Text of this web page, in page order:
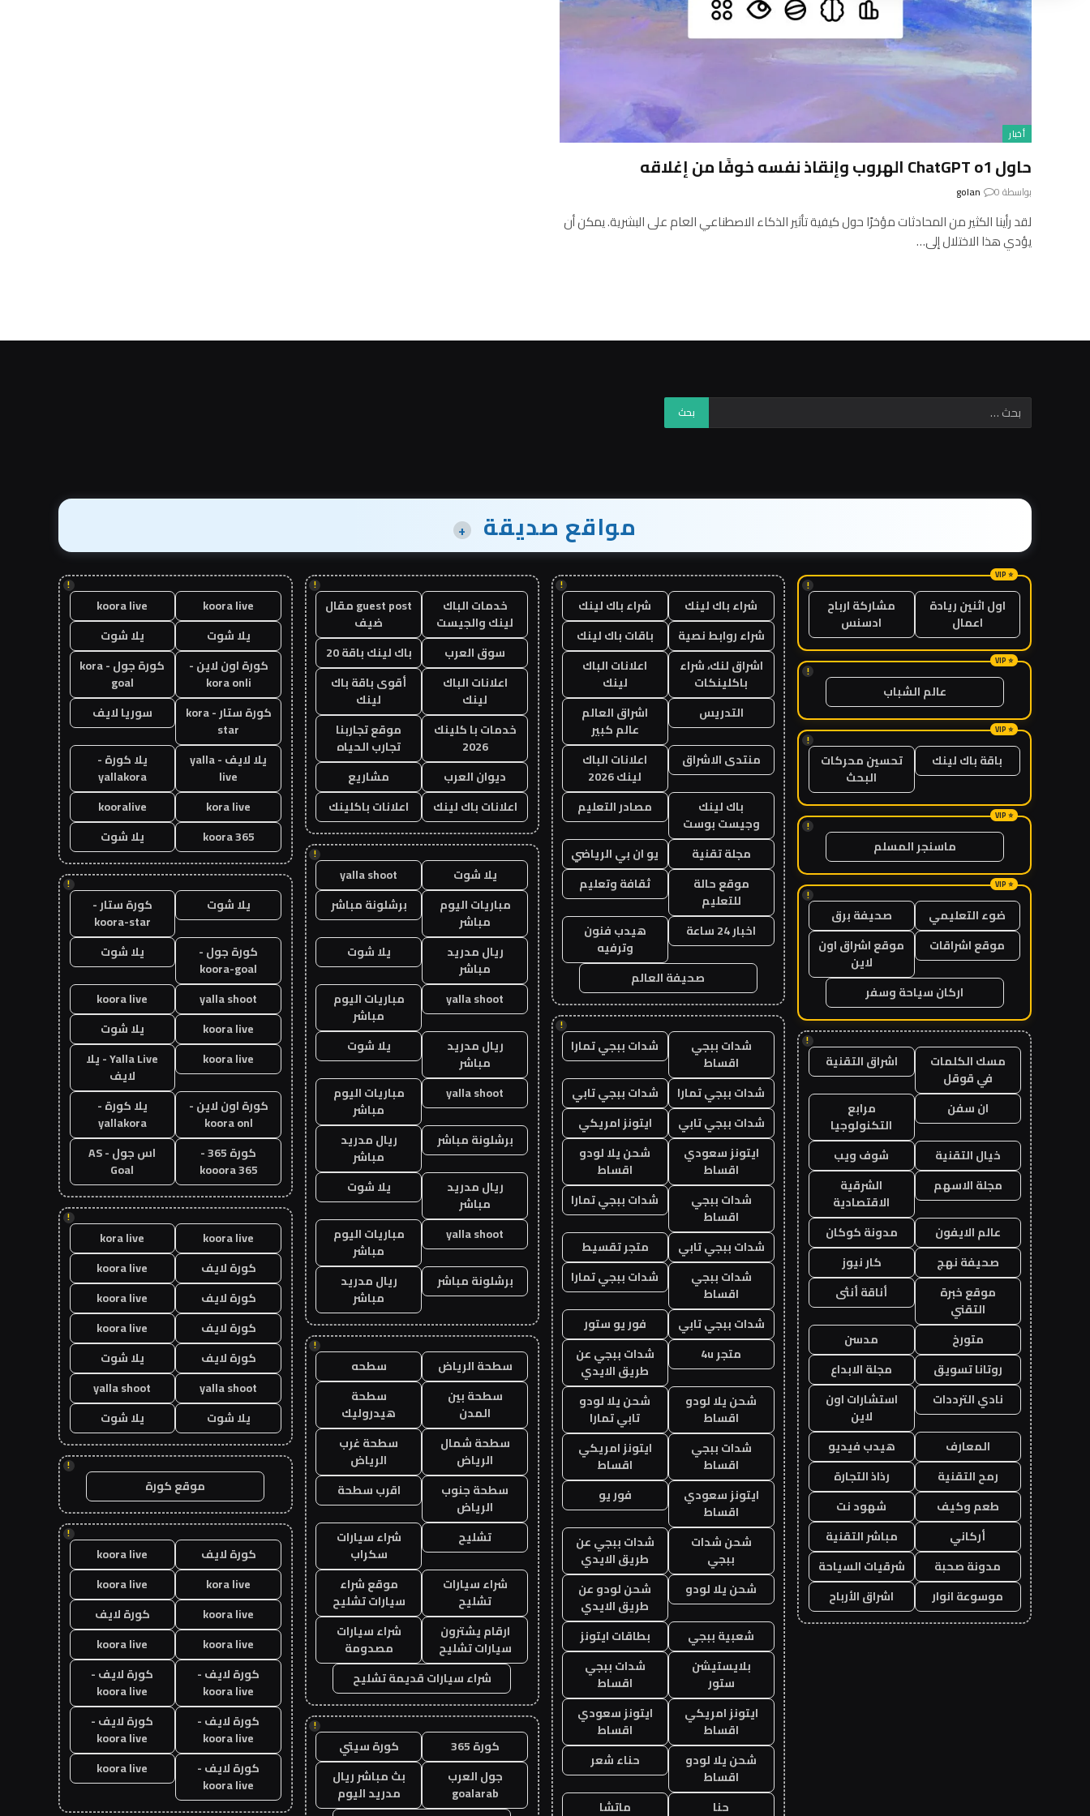
أخبار
حاول ChatGPT o1 الهروب وإنقاذ نفسه خوفًا من إغلاقه
بواسطة golan 0
لقد رأينا الكثير من المحادثات مؤخرًا حول كيفية تأثير الذكاء الاصطناعي العام على البشرية. يمكن أن
يؤدي هذا الاختلال إلى…
مواقع صديقة +
!
اول اثنين ريادة
اعمال
مشاركة ارباح
ادسنس
!
عالم الشباب
!
باقة باك لينك
تحسين محركات
البحث
!
ماسنجر المسلم
!
ضوء التعليمي
صحيفة برق
موقع اشراقات
موقع اشراق اون
لاين
اركان سياحة وسفر
!
مسك الكلمات
في قوقل
اشراق التقنية
ان سفن
مرابع
التكنولوجيا
خيال التقنية
شوف ويب
مجلة الاسهم
الشرقية
الاقتصادية
عالم الايفون
مدونة كوكان
صحيفة نهج
كار نيوز
موقع خبرة
التقني
أناقة أنثى
متورخ
مدسن
روتانا تسويق
مجلة الابداع
نادي الترددات
استشارات اون
لاين
المعارف
هيدب فيديو
رمح التقنية
رذاذ التجارة
طعم وكيف
شهود نت
أركاني
مباشر التقنية
مدونة صحبة
شرقيات السياحة
موسوعة انوار
اشراق الأرباح
!
شراء باك لينك
شراء باك لينك
شراء روابط نصية
باقات باك لينك
اشراق لنك، شراء
باكلينكات
اعلانات الباك
لينك
التدريس
اشراق العالم
عالم كبير
منتدى الاشراق
اعلانات الباك
لينك 2026
باك لينك
وجيست بوست
مصادر التعليم
مجلة تقنية
يو ان بي الرياضي
موقع حالة
للتعليم
ثقافة وتعليم
اخبار 24 ساعة
هيدب فنون
وترفيه
صحيفة العالم
!
شدات ببجي
اقساط
شدات ببجي تمارا
شدات ببجي تمارا
شدات ببجي تابي
شدات ببجي تابي
ايتونز امريكي
ايتونز سعودي
اقساط
شحن يلا لودو
اقساط
شدات ببجي
اقساط
شدات ببجي تمارا
شدات ببجي تابي
متجر تقسيط
شدات ببجي
اقساط
شدات ببجي تمارا
شدات ببجي تابي
فور يو ستور
متجر 4u
شدات ببجي عن
طريق الايدي
شحن يلا لودو
اقساط
شحن يلا لودو
تابي تمارا
شدات ببجي
اقساط
ايتونز امريكي
اقساط
ايتونز سعودي
اقساط
فور يو
شحن شدات
ببجي
شدات ببجي عن
طريق الايدي
شحن يلا لودو
شحن لودو عن
طريق الايدي
شعبية ببجي
بطاقات ايتونز
بلايستيشن
ستور
شدات ببجي
اقساط
ايتونز امريكي
اقساط
ايتونز سعودي
اقساط
شحن يلا لودو
اقساط
حناء شعر
حنا ماتشا
!
خدمات الباك
لينك والجيست
guest post مقال
ضيف
سوق العرب
باك لينك باقة 20
اعلانات الباك
لينك
أقوى باقة باك
لينك
خدمات با كلينك
2026
موقع تجاربنا
تجارب الحياه
ديوان العرب
مشاريع
اعلانات باك لينك
اعلانات باكلينك
!
يلا شوت
yalla shoot
مباريات اليوم
مباشر
برشلونة مباشر
ريال مدريد
مباشر
يلا شوت
yalla shoot
مباريات اليوم
مباشر
ريال مدريد
مباشر
يلا شوت
yalla shoot
مباريات اليوم
مباشر
برشلونة مباشر
ريال مدريد
مباشر
ريال مدريد
مباشر
يلا شوت
yalla shoot
مباريات اليوم
مباشر
برشلونة مباشر
ريال مدريد
مباشر
!
سطحة الرياض
سطحه
سطحة بين
المدن
سطحة
هيدروليك
سطحة شمال
الرياض
سطحة غرب
الرياض
سطحة جنوب
الرياض
اقرب سطحة
تشليح
شراء سيارات
سكراب
شراء سيارات
تشليح
موقع شراء
سيارات تشليح
ارقام يشترون
سيارات تشليح
شراء سيارات
مصدومة
شراء سيارات قديمة تشليح
!
كورة 365
كورة سيتي
جول العرب
goalarab
بث مباشر ريال
مدريد اليوم
!
koora live
koora live
يلا شوت
يلا شوت
كورة اون لاين -
kora onli
كورة جول - kora
goal
كورة ستار - kora
star
سوريا لايف
يلا لايف - yalla
live
يلا كورة -
yallakora
kora live
kooralive
koora 365
يلا شوت
!
يلا شوت
كورة ستار -
koora-star
كورة جول -
koora-goal
يلا شوت
yalla shoot
koora live
koora live
يلا شوت
koora live
Yalla Live - يلا
لايف
كورة اون لاين -
koora onl
يلا كورة -
yallakora
كورة 365 -
kooora 365
اس جول - AS
Goal
!
koora live
kora live
كورة لايف
koora live
كورة لايف
koora live
كورة لايف
koora live
كورة لايف
يلا شوت
yalla shoot
yalla shoot
يلا شوت
يلا شوت
!
موقع كورة
!
كورة لايف
koora live
kora live
koora live
koora live
كورة لايف
koora live
koora live
كورة لايف -
koora live
كورة لايف -
koora live
كورة لايف -
koora live
كورة لايف -
koora live
كورة لايف -
koora live
koora live